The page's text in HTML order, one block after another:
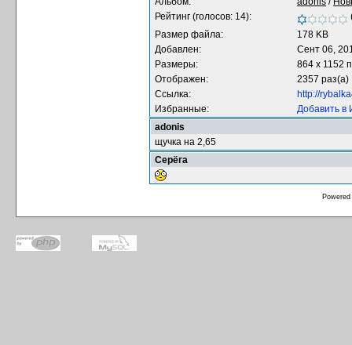
Рейтинг (голосов: 14):
Размер файла:
178 KB
Добавлен:
Сент 06,
Размеры:
864 x 1152
Отображен:
2357 раз(а)
Ссылка:
http://
Избранные:
Добавить в
adonis
щучка на 2,65
Серёга